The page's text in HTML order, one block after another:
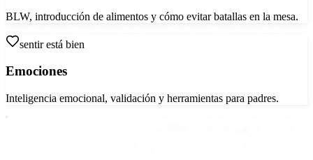
BLW, introducción de alimentos y cómo evitar batallas en la mesa.
sentir está bien
Emociones
Inteligencia emocional, validación y herramientas para padres.